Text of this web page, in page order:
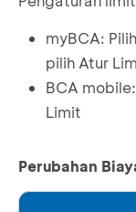
myBCA:
pilih Atur
BCA
Limit
Perubahan